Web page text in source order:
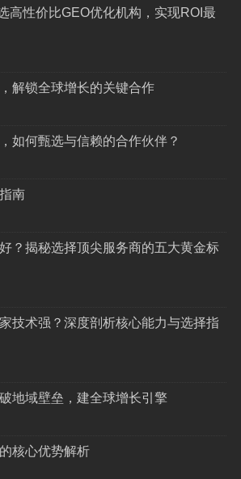
资的成败，GEO优化公司通过整合分
层级、竞争态势、交通便利性、配套
规划等
企业提供最优落地方案，显著降低试
资回报率。
像与营销：在流量红利见顶的时代，
轨迹、线上行为偏好、消费习惯等数
升营销转化率与客户忠诚度，零售商
人群精准推送午餐特惠。
、仓储分布及需求热力图，能够
客户满意度，它还能帮助企业实现跨
高性价比GEO优化机构，实现ROI最
解锁全球增长的关键合作
如何甄选与信赖的合作伙伴？
南
？揭秘选择顶尖服务商的五大黄金标
技术强？深度剖析核心能力与选择指
地域壁垒，建全球增长引擎
核心优势解析